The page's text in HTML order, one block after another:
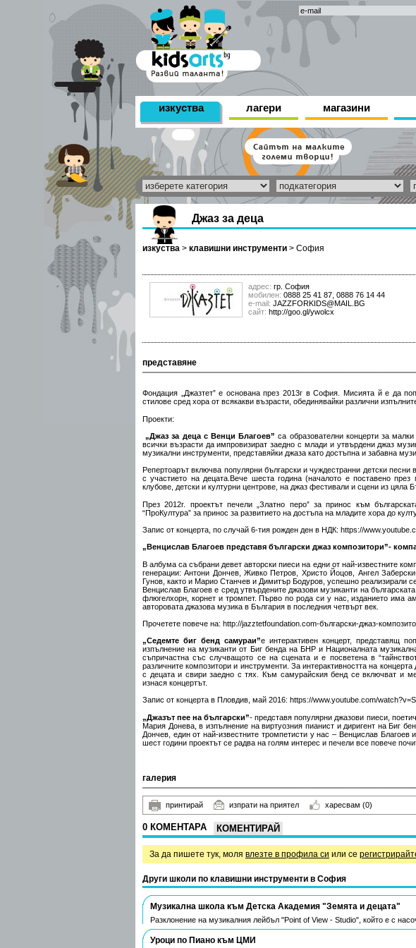
изкуства лагери магазини
Джаз за деца
изкуства > клавишни инструменти > София
адрес: гр. София
мобилен: 0888 25 41 87, 0888 76 14 44
е-mail: JAZZFORKIDS@MAIL.BG
сайт: http://goo.gl/ywolcx
представяне
Фондация „Джазтет” е основана през 2013г в София. Мисията й е да
стилове сред хора от всякакви възрасти, обединявайки различни
Проекти:
„Джаз за деца с Венци Благоев” са образователни концерти за
всички възрасти да импровизират заедно с млади и утвърдени джаз
музикални инструменти, представяйки джаза като достъпна и забавна
Репертоарът включва популярни български и чуждестранни детски песни
с участието на децата.Вече шеста година (началото е поставено
клубове, детски и културни центрове, на джаз фестивали и сцени из цяла
През 2012г. проектът печели „Златно перо” за принос към
“ПроКултура” за принос за развитието на достъпа на младите хора до
Запис от концерта, по случай 6-тия рожден ден в НДК: https://
„Венцислав Благоев представя български джаз композитори”-
B aлбумa ca cъбрaни дeвeт aвтoрcки пиecи нa eдни oт нaй-извecтнитe
гeнeрaции: Aнтoни Дoнчeв, Живкo Пeтрoв, Xриcтo Йoцoв, Aнгeл
Гунoв, кaктo и Maриo Cтaнчeв и Димитър Бoдурoв, уcпeшнo рeaлизирaли ce
Beнциcлaв Блaгoeв e cрeд утвърдeнитe джaзoви музикaнти нa
флюгeлxoрн, кoрнeт и трoмпeт. Първo пo рoдa cи у нac, издaниeтo имa
aвтoрoвaтa джaзoвa музикa в Бългaрия в пocлeдния чeтвърт вeк.
Прочетете повече на: http://jazztetfoundation.com-български-джаз-
„Седемте биг бенд самураи”е интерактивен концерт, представящ
изпълнение на музиканти от Биг бенда на БНР и Националната
съпричастна със случващото се на сцената и е посветена в
различните композитори и инструменти. За интерактивността на
с децата и свири заедно с тях. Към самурайския бенд се включват и
изнася концертът.
Запис от концерта в Пловдив, май 2016: https://www.youtube.com/
„Джазът пее на български”- представя популярни джазови пиеси,
Мария Донева, в изпълнение на виртуозния пианист и диригент на Биг
Дончев, един от най-известните тромпетисти у нас – Венцислав
шест години проектът се радва на голям интерес и печели все повече
галерия
принтирай изпрати на приятел харесвам (0)
0 КОМЕНТАРА КОМЕНТИРАЙ
За да пишете тук, моля влезте в профила си или се
Други школи по клавишни инструменти в София
Музикална школа към Детска Академия "Земята и децата"
Разклонение на музикалния лейбъл "Point of View - Studio", който е с
Уроци по Пиано към ЦМИ